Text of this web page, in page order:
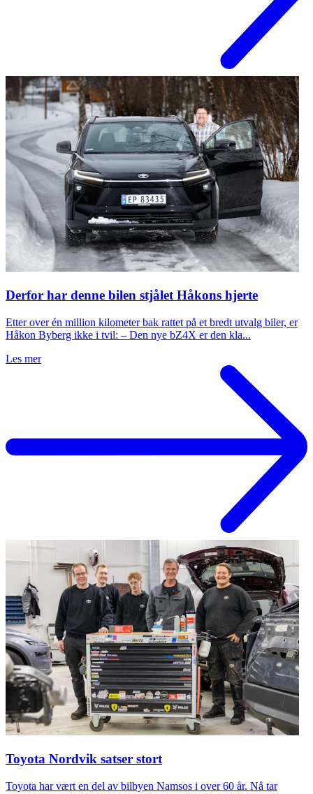
Derfor har denne bilen stjålet Håkons hjerte
Etter over én million kilometer bak rattet på et bredt utvalg biler, er
Håkon Byberg ikke i tvil: – Den nye bZ4X er den kla...
Les mer
Toyota Nordvik satser stort
Toyota har vært en del av bilbyen Namsos i over 60 år. Nå tar